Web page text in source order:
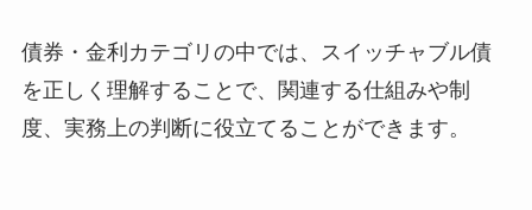
債券・金利カテゴリの中では、スイッチャブル債
を正しく理解することで、関連する仕組みや制
度、実務上の判断に役立てることができます。